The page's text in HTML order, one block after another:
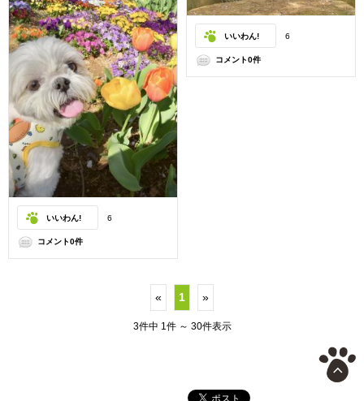
いいわん! 6
コメント0件
いいわん! 6
コメント0件
« 1 »
3件中 1件 ～ 30件表示